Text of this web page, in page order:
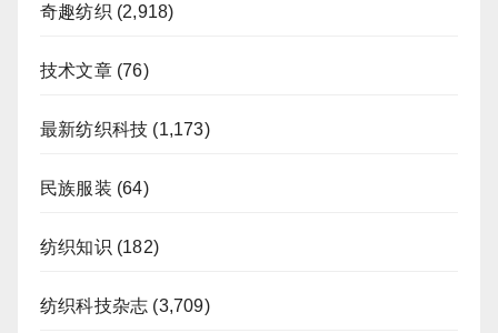
奇趣纺织 (2,918)
技术文章(76)
最新纺织科技 (1,173)
民族服装 (64)
纺织知识 (182)
纺织科技杂志 (3,709)